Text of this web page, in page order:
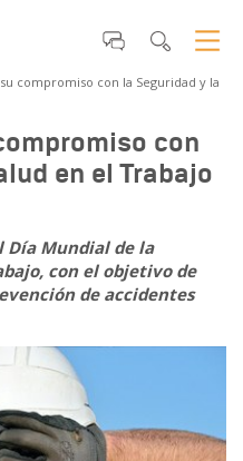
compromiso con la Seguridad y la
con
en el Trabajo
Día Mundial de la
con el objetivo de
de accidentes